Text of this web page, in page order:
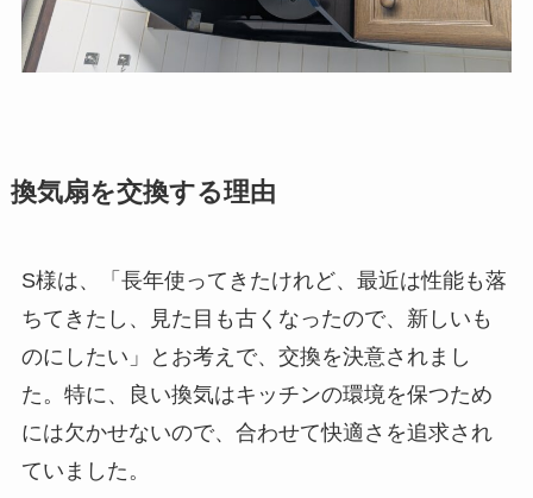
換気扇を交換する理由
S様は、「長年使ってきたけれど、最近は性能も落
ちてきたし、見た目も古くなったので、新しいも
のにしたい」とお考えで、交換を決意されまし
た。特に、良い換気はキッチンの環境を保つため
には欠かせないので、合わせて快適さを追求され
ていました。